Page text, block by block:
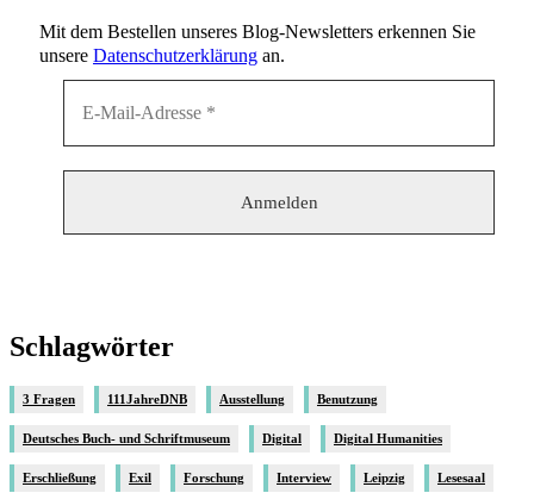
Mit dem Bestellen unseres Blog-Newsletters erkennen Sie
unsere Datenschutzerklärung an.
Schlagwörter
3 Fragen 111JahreDNB Ausstellung Benutzung
Deutsches Buch- und Schriftmuseum Digital Digital Humanities
Erschließung Exil Forschung Interview Leipzig Lesesaal